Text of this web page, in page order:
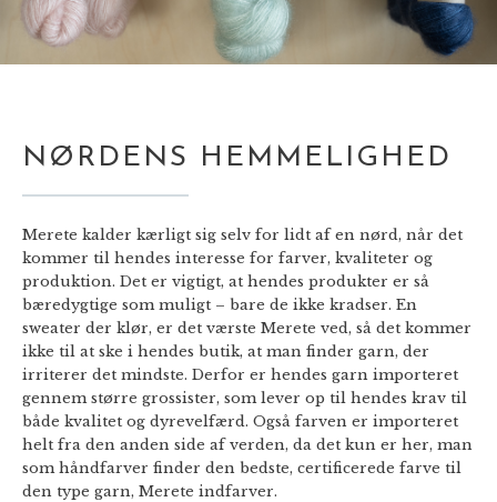
NØRDENS HEMMELIGHED
Merete kalder kærligt sig selv for lidt af en nørd, når det
kommer til hendes interesse for farver, kvaliteter og
produktion. Det er vigtigt, at hendes produkter er så
bæredygtige som muligt – bare de ikke kradser. En
sweater der klør, er det værste Merete ved, så det kommer
ikke til at ske i hendes butik, at man finder garn, der
irriterer det mindste. Derfor er hendes garn importeret
gennem større grossister, som lever op til hendes krav til
både kvalitet og dyrevelfærd. Også farven er importeret
helt fra den anden side af verden, da det kun er her, man
som håndfarver finder den bedste, certificerede farve til
den type garn, Merete indfarver.